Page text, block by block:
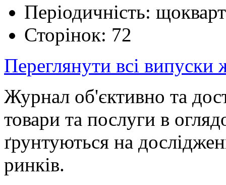
Періодичність:
Сторінок: 72
Переглянути всі випуски
Журнал об'єктивно та
товари та послуги в
ґрунтуються на
ринків.